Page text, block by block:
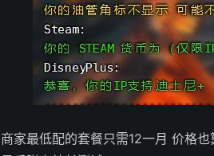
商家最低配的套餐只需12一月 价格